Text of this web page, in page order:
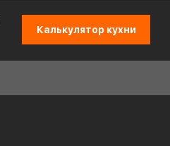
Калькулятор кухни